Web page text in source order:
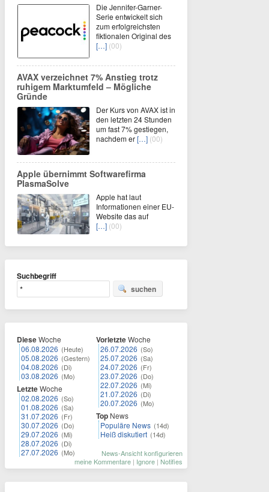
Die Jennifer-Garner-
Serie entwickelt sich
zum erfolgreichsten
fiktionalen Original des
[…] (00)
AVAX verzeichnet 7% Anstieg trotz
ruhigem Marktumfeld – Mögliche
Gründe
Der Kurs von AVAX ist in
den letzten 24 Stunden
um fast 7% gestiegen,
nachdem er[…] (00)
Apple übernimmt Softwarefirma
PlasmaSolve
Apple hat laut
Informationen einer EU-
Website das auf
[…] (00)
Suchbegriff
suchen
DieseWoche
06.08.2026 (Heute)
05.08.2026 (Gestern)
04.08.2026 (Di)
03.08.2026 (Mo)
LetzteWoche
02.08.2026 (So)
01.08.2026 (Sa)
31.07.2026 (Fr)
30.07.2026 (Do)
29.07.2026 (Mi)
28.07.2026 (Di)
27.07.2026 (Mo)
VorletzteWoche
26.07.2026 (So)
25.07.2026 (Sa)
24.07.2026 (Fr)
23.07.2026 (Do)
22.07.2026 (Mi)
21.07.2026 (Di)
20.07.2026 (Mo)
Top News
Populäre News (14d)
Heiß diskutiert (14d)
News-Ansicht konfigurieren
meine Kommentare | Ignore | Notifies